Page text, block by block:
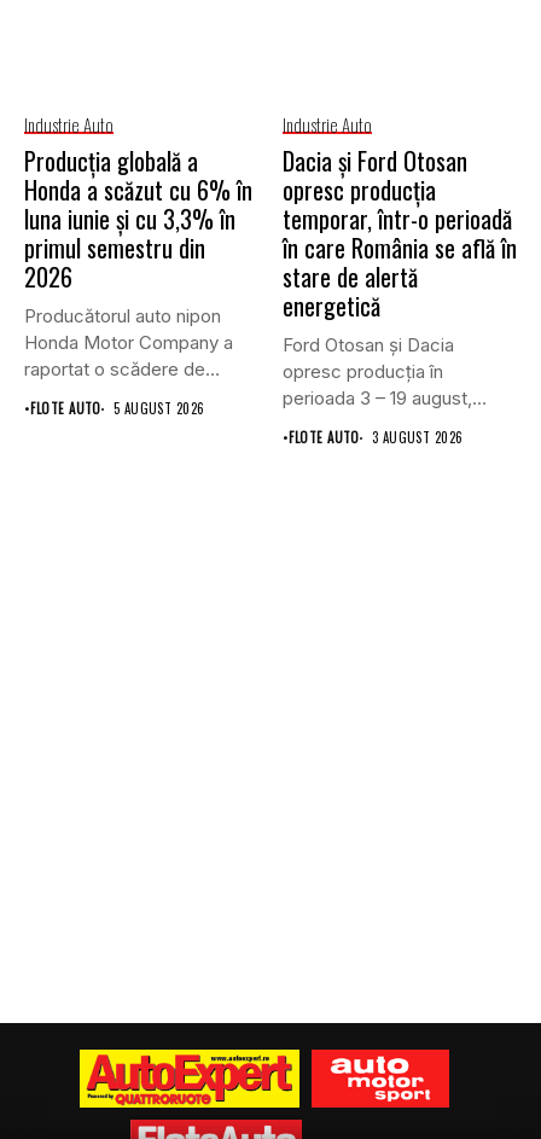
Industrie Auto
Producția globală a
Honda a scăzut cu 6% în
luna iunie și cu 3,3% în
primul semestru din
2026
Producătorul auto nipon
Honda Motor Company a
raportat o scădere de
6,1%...
•FLOTE AUTO 5 AUGUST 2026
Industrie Auto
Dacia și Ford Otosan
opresc producția
temporar, într-o perioadă
în care România se află în
stare de alertă
energetică
Ford Otosan și Dacia
opresc producția în
perioada 3 – 19 august,...
•FLOTE AUTO 3 AUGUST 2026